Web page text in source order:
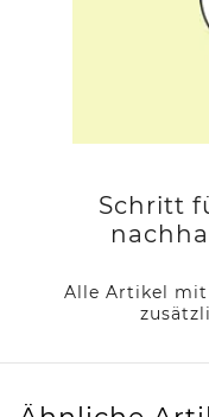
Schritt
Alle Artikel